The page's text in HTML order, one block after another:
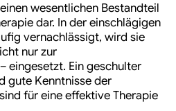
wesentlichen Bestandteil
dar. In der einschlägigen
vernachlässigt, wird sie
nur zur
eingesetzt. Ein geschulter
gute Kenntnisse der
für eine effektive Therapie